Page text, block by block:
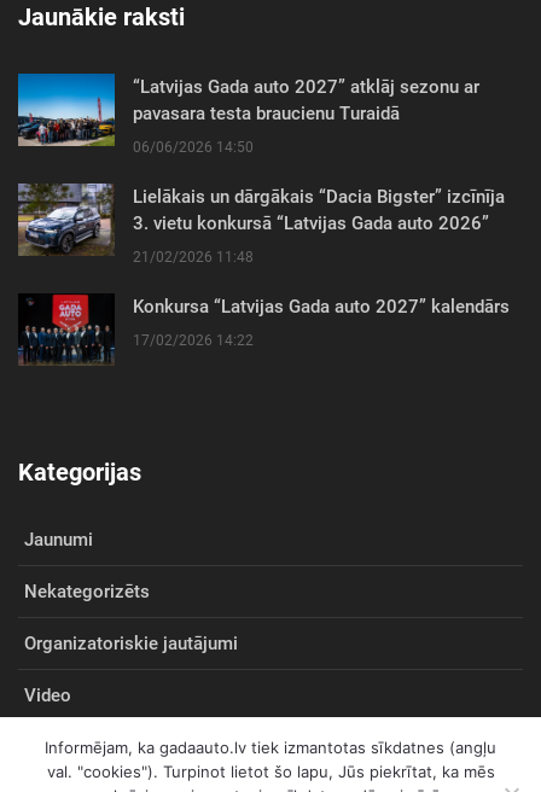
Jaunākie raksti
“Latvijas Gada auto 2027” atklāj sezonu ar
pavasara testa braucienu Turaidā
06/06/2026 14:50
Lielākais un dārgākais “Dacia Bigster” izcīnīja
3. vietu konkursā “Latvijas Gada auto 2026”
21/02/2026 11:48
Konkursa “Latvijas Gada auto 2027” kalendārs
17/02/2026 14:22
Kategorijas
Jaunumi
Nekategorizēts
Organizatoriskie jautājumi
Video
Informējam, ka gadaauto.lv tiek izmantotas sīkdatnes (angļu
val. "cookies"). Turpinot lietot šo lapu, Jūs piekrītat, ka mēs